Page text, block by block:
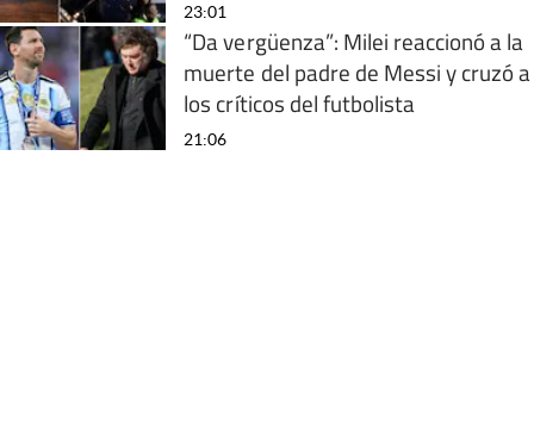
23:01
“Da vergüenza”: Milei reaccionó a la
muerte del padre de Messi y cruzó a
los críticos del futbolista
21:06